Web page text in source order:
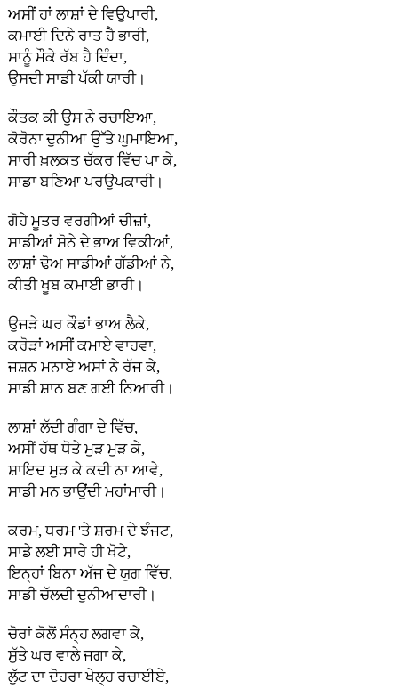
ਅਸੀਂ ਹਾਂ ਲਾਸ਼ਾਂ ਦੇ ਵਿਉਪਾਰੀ,
ਕਮਾਈ ਦਿਨੇ ਰਾਤ ਹੈ ਭਾਰੀ,
ਸਾਨੂੰ ਮੌਕੇ ਰੱਬ ਹੈ ਦਿੰਦਾ,
ਉਸਦੀ ਸਾਡੀ ਪੱਕੀ ਯਾਰੀ।
ਕੌਤਕ ਕੀ ਉਸ ਨੇ ਰਚਾਇਆ,
ਕੋਰੋਨਾ ਦੁਨੀਆ ਉੱਤੇ ਘੁਮਾਇਆ,
ਸਾਰੀ ਖ਼ਲਕਤ ਚੱਕਰ ਵਿੱਚ ਪਾ ਕੇ,
ਸਾਡਾ ਬਣਿਆ ਪਰਉਪਕਾਰੀ।
ਗੋਹੇ ਮੂਤਰ ਵਰਗੀਆਂ ਚੀਜ਼ਾਂ,
ਸਾਡੀਆਂ ਸੋਨੇ ਦੇ ਭਾਅ ਵਿਕੀਆਂ,
ਲਾਸ਼ਾਂ ਢੋਅ ਸਾਡੀਆਂ ਗੱਡੀਆਂ ਨੇ,
ਕੀਤੀ ਖੂਬ ਕਮਾਈ ਭਾਰੀ।
ਉਜੜੇ ਘਰ ਕੌਡਾਂ ਭਾਅ ਲੈਕੇ,
ਕਰੋੜਾਂ ਅਸੀਂ ਕਮਾਏ ਵਾਹਵਾ,
ਜਸ਼ਨ ਮਨਾਏ ਅਸਾਂ ਨੇ ਰੱਜ ਕੇ,
ਸਾਡੀ ਸ਼ਾਨ ਬਣ ਗਈ ਨਿਆਰੀ।
ਲਾਸ਼ਾਂ ਲੱਦੀ ਗੰਗਾ ਦੇ ਵਿੱਚ,
ਅਸੀਂ ਹੱਥ ਧੋਤੇ ਮੁੜ ਮੁੜ ਕੇ,
ਸ਼ਾਇਦ ਮੁੜ ਕੇ ਕਦੀ ਨਾ ਆਵੇ,
ਸਾਡੀ ਮਨ ਭਾਉਂਦੀ ਮਹਾਂਮਾਰੀ।
ਕਰਮ, ਧਰਮ 'ਤੇ ਸ਼ਰਮ ਦੇ ਝੰਜਟ,
ਸਾਡੇ ਲਈ ਸਾਰੇ ਹੀ ਖੋਟੇ,
ਇਨ੍ਹਾਂ ਬਿਨਾ ਅੱਜ ਦੇ ਯੁਗ ਵਿੱਚ,
ਸਾਡੀ ਚੱਲਦੀ ਦੁਨੀਆਦਾਰੀ।
ਚੋਰਾਂ ਕੋਲੋਂ ਸੰਨ੍ਹ ਲਗਵਾ ਕੇ,
ਸੁੱਤੇ ਘਰ ਵਾਲੇ ਜਗਾ ਕੇ,
ਲੁੱਟ ਦਾ ਦੋਹਰਾ ਖੇਲ੍ਹ ਰਚਾਈਏ,